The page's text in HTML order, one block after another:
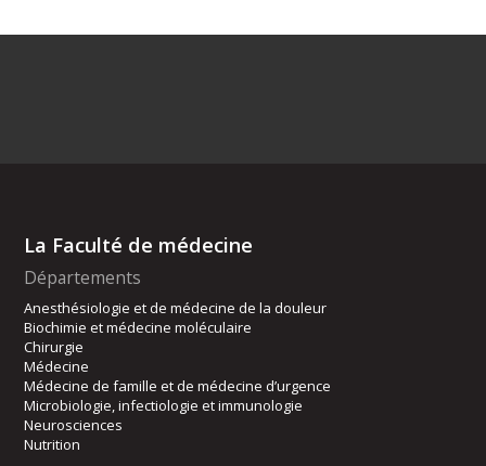
La Faculté de médecine
Départements
Anesthésiologie et de médecine de la douleur
Biochimie et médecine moléculaire
Chirurgie
Médecine
Médecine de famille et de médecine d’urgence
Microbiologie, infectiologie et immunologie
Neurosciences
Nutrition